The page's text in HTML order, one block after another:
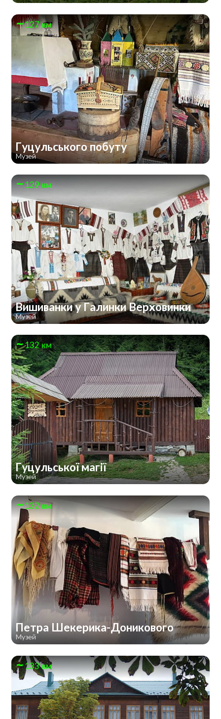
127 км
Гуцульського побуту
Музей
129 км
Вишиванки у Галинки Верховинки
Музей
132 км
Гуцульської магії
Музей
132 км
Петра Шекерика-Доникового
Музей
133 км